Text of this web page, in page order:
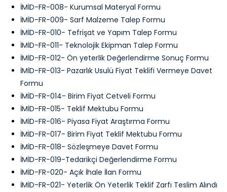
İMİD-FR-008- Kurumsal Materyal Formu
İMİD-FR-009- Sarf Malzeme Talep Formu
İMİD-FR-010- Tefrişat ve Yapım Talep Formu
İMİD-FR-011- Teknolojik Ekipman Talep Formu
İMİD-FR-012- Ön yeterlik Değerlendirme Sonuç Formu
İMİD-FR-013- Pazarlık Usulü Fiyat Teklifi Vermeye Davet
Formu
İMİD-FR-014- Birim Fiyat Cetveli Formu
İMİD-FR-015- Teklif Mektubu Formu
İMİD-FR-016- Piyasa Fiyat Araştırma Formu
İMİD-FR-017- Birim Fiyat Teklif Mektubu Formu
İMİD-FR-018- Sözleşmeye Davet Formu
İMİD-FR-019-Tedarikçi Değerlendirme Formu
İMİD-FR-020- Açık İhale İlan Formu
İMİD-FR-021- Yeterlik Ön Yeterlik Teklif Zarfı Teslim Alındı